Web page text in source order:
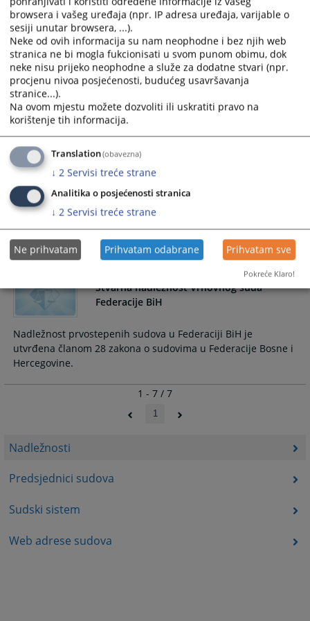
Nadležnosti
Predsjednici sudova
Sudski sistem
Web adrese sudova
članom 28 zakona o sudovima u Republici Srpskoj.
Stvarna nadležnost općinskih sudova u
Federaciji BiH
Nadležnost prvostepenih sudova u Federaciji BiH je
utvrđena članom 27 zakona o sudovima u F BiH.
Stvarna nadležnost kantonalnih sudova u
Federaciji BiH
Nadležnost prvostepenih sudova u Federaciji BiH je
utvrđena članom 28 zakona o sudovima u Federacije Bosne i
Hercegovine.
Stvarna nadležnost Vrhovnog suda
Federacije BiH
Nadležnost prvostepenih sudova u Federaciji BiH je
utvrđena članom 28 zakona o sudovima u Federacije Bosne i
Hercegovine.
1 - 7 / 7
1
browsera i vašeg uređaja (npr. IP adresa uređaja, varijable o
sesiji unutar browsera, ...).
Neke od ovih informacija su nam neophodne i bez njih web
stranica ne bi mogla fukcionisati u svom punom obimu, dok
neke nisu prijeko neophodne a služe za dodatne stvari (npr.
procjenu nivoa posjećenosti, budućeg usavršavanja
stranice...).
Na ovom mjestu možete dozvoliti ili uskratiti pravo na
korištenje tih informacija.
Translation(obavezna)
↓ 2 Servisi treće strane
Analitika o posjećenosti stranica
↓ 2 Servisi treće strane
Ne prihvatam Prihvatam odabrane Prihvatam sve
Pokreće Klaro!